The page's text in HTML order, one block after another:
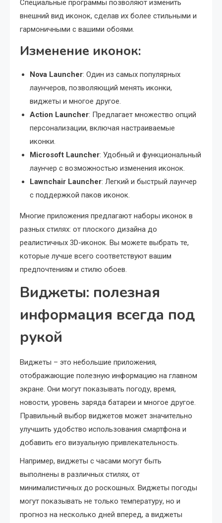
Специальные программы позволяют изменить
внешний вид иконок, сделав их более стильными и
гармоничными с вашими обоями.
Изменение иконок:
Nova Launcher: Один из самых популярных
лаунчеров, позволяющий менять иконки,
виджеты и многое другое.
Action Launcher: Предлагает множество опций
персонализации, включая настраиваемые
иконки.
Microsoft Launcher: Удобный и функциональный
лаунчер с возможностью изменения иконок.
Lawnchair Launcher: Легкий и быстрый лаунчер
с поддержкой паков иконок.
Многие приложения предлагают наборы иконок в
разных стилях: от плоского дизайна до
реалистичных 3D-иконок. Вы можете выбрать те,
которые лучше всего соответствуют вашим
предпочтениям и стилю обоев.
Виджеты: полезная
информация всегда под
рукой
Виджеты – это небольшие приложения,
отображающие полезную информацию на главном
экране. Они могут показывать погоду, время,
новости, уровень заряда батареи и многое другое.
Правильный выбор виджетов может значительно
улучшить удобство использования смартфона и
добавить его визуальную привлекательность.
Например, виджеты с часами могут быть
выполнены в различных стилях, от
минималистичных до роскошных. Виджеты погоды
могут показывать не только температуру, но и
прогноз на несколько дней вперед, а виджеты